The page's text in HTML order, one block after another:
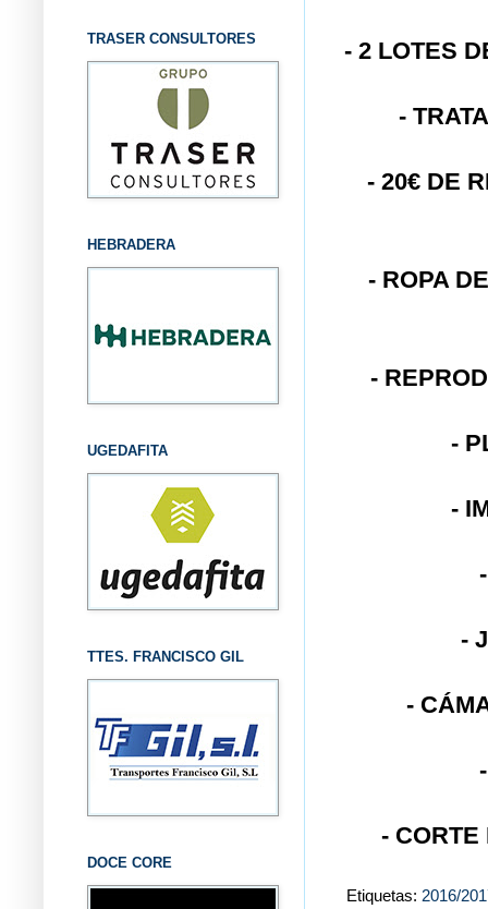
- 2 LOTES
-
- 20€ DE
- ROPA
-
-
-
-
-
- CORTE
Etiquetas: 2016/
TRASER CONSULTORES
HEBRADERA
UGEDAFITA
TTES. FRANCISCO GIL
DOCE CORE